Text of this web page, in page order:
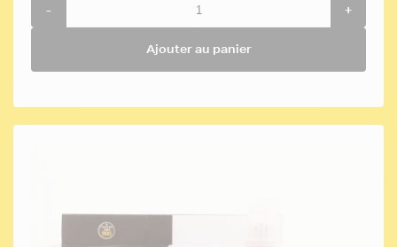
- +
Ajouter au panier